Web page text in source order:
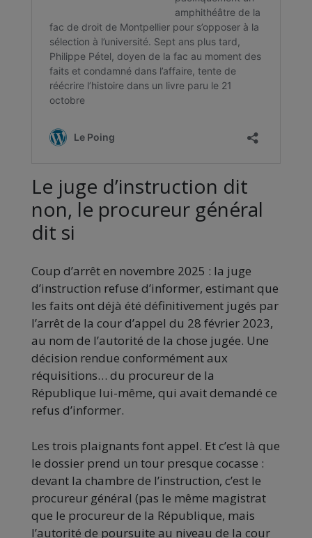
Le juge d’instruction dit
non, le procureur général
dit si
Coup d’arrêt en novembre 2025 : la juge
d’instruction refuse d’informer, estimant que
les faits ont déjà été définitivement jugés par
l’arrêt de la cour d’appel du 28 février 2023,
au nom de l’autorité de la chose jugée. Une
décision rendue conformément aux
réquisitions… du procureur de la
République lui-même, qui avait demandé ce
refus d’informer.
Les trois plaignants font appel. Et c’est là que
le dossier prend un tour presque cocasse :
devant la chambre de l’instruction, c’est le
procureur général (pas le même magistrat
que le procureur de la République, mais
l’autorité de poursuite au niveau de la cour